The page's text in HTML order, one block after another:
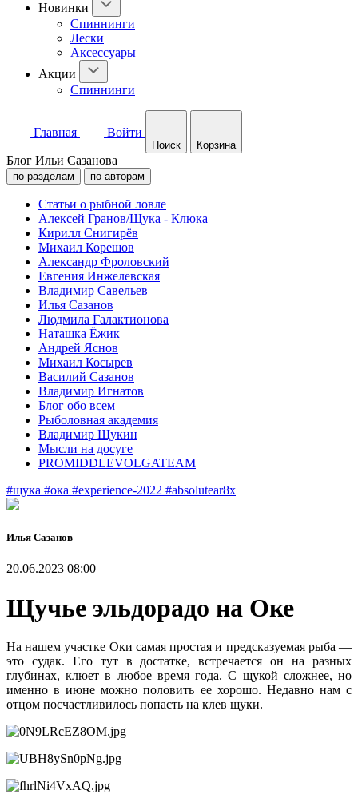
Новинки
Спиннинги
Лески
Аксессуары
Акции
Спиннинги
Главная Войти
Поиск Корзина
Блог Ильи Сазанова
по разделам по авторам
Статьи о рыбной ловле
Алексей Гранов/Щука - Клюка
Кирилл Снигирёв
Михаил Корешов
Александр Фроловский
Евгения Инжелевская
Владимир Савельев
Илья Сазанов
Людмила Галактионова
Наташка Ёжик
Андрей Яснов
Михаил Косырев
Василий Сазанов
Владимир Игнатов
Блог обо всем
Рыболовная академия
Владимир Щукин
Мысли на досуге
PROMIDDLEVOLGATEAM
#щука #ока #experience-2022 #absolutear8x
Илья Сазанов
20.06.2023 08:00
Щучье эльдорадо на Оке
На нашем участке Оки самая простая и предсказуемая рыба —
это судак. Его тут в достатке, встречается он на разных
глубинах, клюет в любое время года. С щукой сложнее, но
именно в июне можно половить ее хорошо. Недавно нам с
отцом посчастливилось попасть на клев щуки.